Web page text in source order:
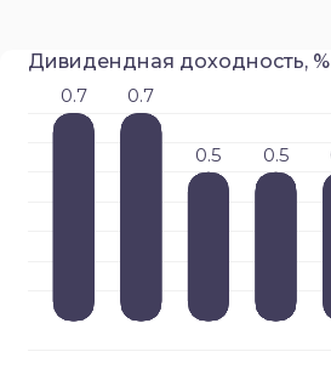
Дивидендная доходность, %